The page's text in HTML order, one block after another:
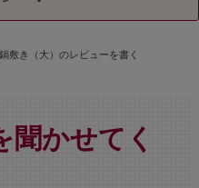
敷き（大）のレビューを書く
聞かせてく